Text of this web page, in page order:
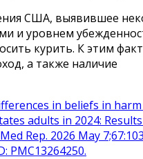
США, выявившее
и уровнем
курить. К этим
а также наличие
in beliefs in
adults in 2024:
Rep. 2026 May
PMC13264250.